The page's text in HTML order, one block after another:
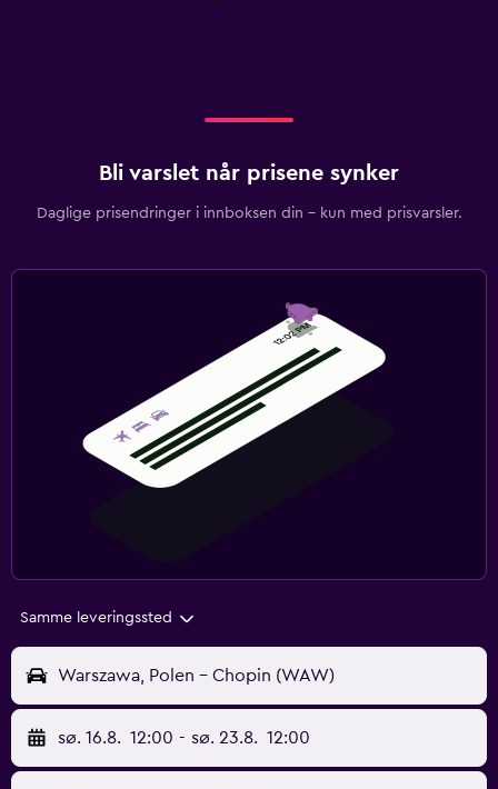
Bli varslet når prisene synker
Daglige prisendringer i innboksen din – kun med prisvarsler.
Samme leveringssted
Warszawa, Polen - Chopin (WAW)
sø. 16.8. 12:00 - sø. 23.8. 12:00